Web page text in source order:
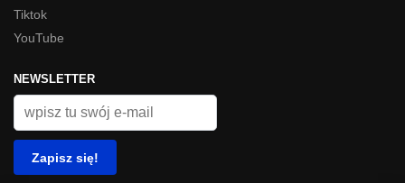
Tiktok
YouTube
NEWSLETTER